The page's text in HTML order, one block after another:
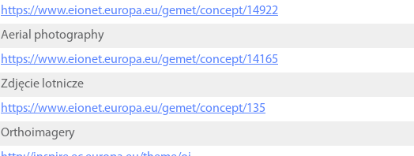
https://www.eionet.europa.eu/gemet/concept/14922
Aerial photography
https://www.eionet.europa.eu/gemet/concept/14165
Zdjęcie lotnicze
https://www.eionet.europa.eu/gemet/concept/135
Orthoimagery